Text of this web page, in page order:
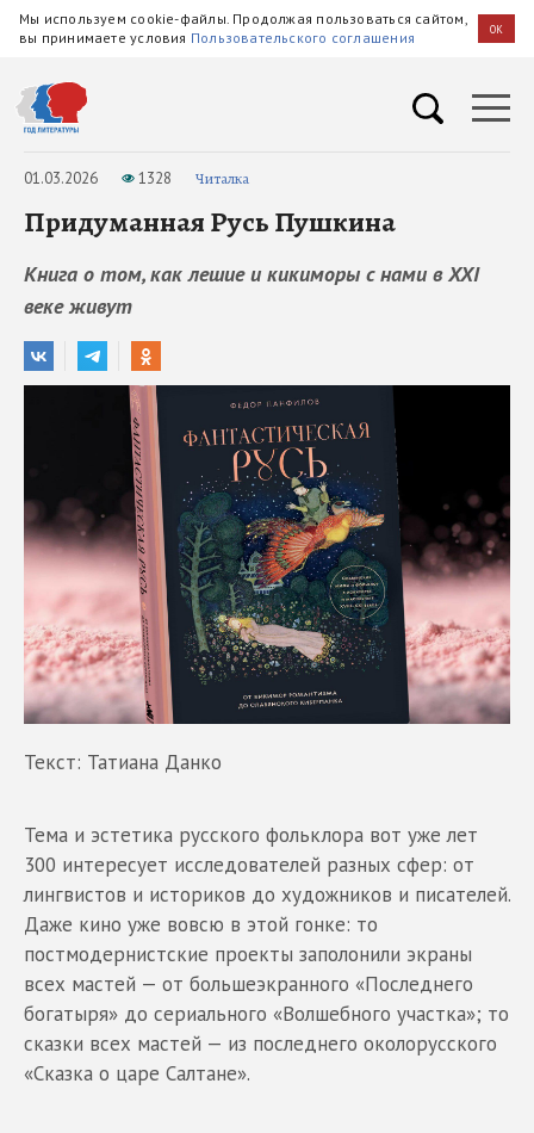
Мы используем cookie-файлы. Продолжая пользоваться сайтом,
вы принимаете условия Пользовательского соглашения OK
01.03.2026 1328 Читалка
Придуманная Русь Пушкина
Книга о том, как лешие и кикиморы с нами в XXI
веке живут
Текст: Татиана Данко
Тема и эстетика русского фольклора вот уже лет
300 интересует исследователей разных сфер: от
лингвистов и историков до художников и писателей.
Даже кино уже вовсю в этой гонке: то
постмодернистские проекты заполонили экраны
всех мастей — от большеэкранного «Последнего
богатыря» до сериального «Волшебного участка»; то
сказки всех мастей — из последнего околорусского
«Сказка о царе Салтане».